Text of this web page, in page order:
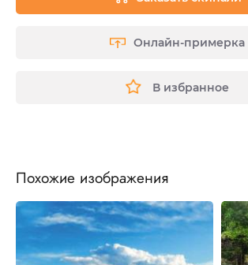
Онлайн-примерка
В избранное
Похожие изображения